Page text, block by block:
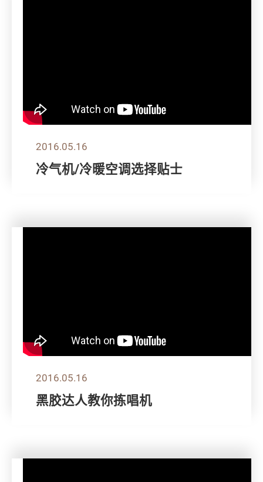
2016.05.16
冷气机/冷暖空调选择贴士
2016.05.16
黑胶达人教你拣唱机